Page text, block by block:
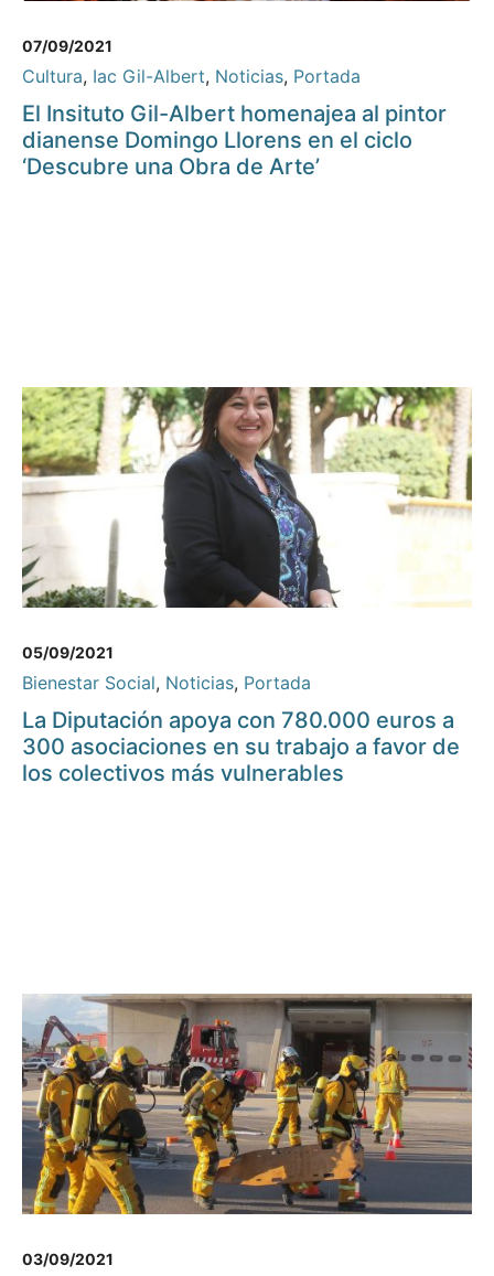
07/09/2021
Cultura, Iac Gil-Albert, Noticias, Portada
El Insituto Gil-Albert homenajea al pintor
dianense Domingo Llorens en el ciclo
‘Descubre una Obra de Arte’
05/09/2021
Bienestar Social, Noticias, Portada
La Diputación apoya con 780.000 euros a
300 asociaciones en su trabajo a favor de
los colectivos más vulnerables
03/09/2021